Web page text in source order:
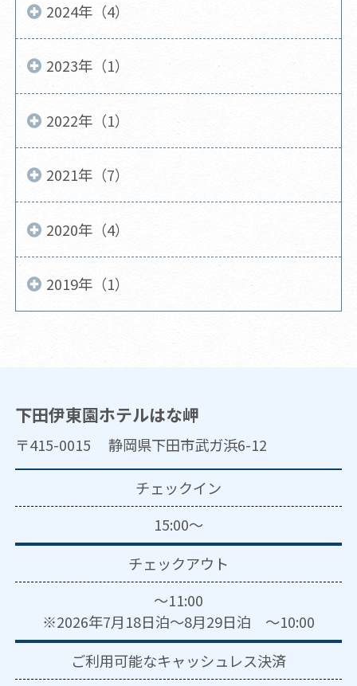
2024年（4）
2023年（1）
2022年（1）
2021年（7）
2020年（4）
2019年（1）
下田伊東園ホテルはな岬
〒415-0015 静岡県下田市武ガ浜6-12
チェックイン
15:00～
チェックアウト
～11:00
※2026年7月18日泊～8月29日泊 ～10:00
ご利用可能なキャッシュレス決済